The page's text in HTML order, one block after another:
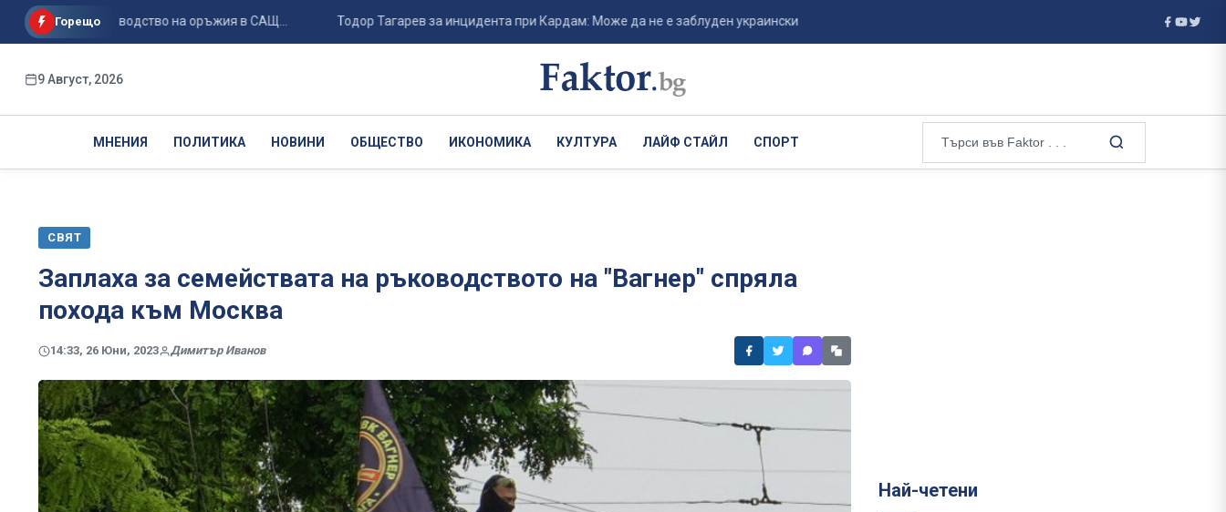
Горещо
производство на оръжия в САЩ... Тодор Тагарев за инцидента при Кардам: Може да не е заблуден украински дрон, а п... Украйна смята да купи стари американски ракети АТАКМС
9 Август, 2026
МНЕНИЯ ПОЛИТИКА НОВИНИ ОБЩЕСТВО ИКОНОМИКА КУЛТУРА ЛАЙФ СТАЙЛ СПОРТ
СВЯТ
Заплаха за семействата на ръководството на "Вагнер" спряла
похода към Москва
14:33, 26 Юни, 2023 Димитър Иванов
Най-четени